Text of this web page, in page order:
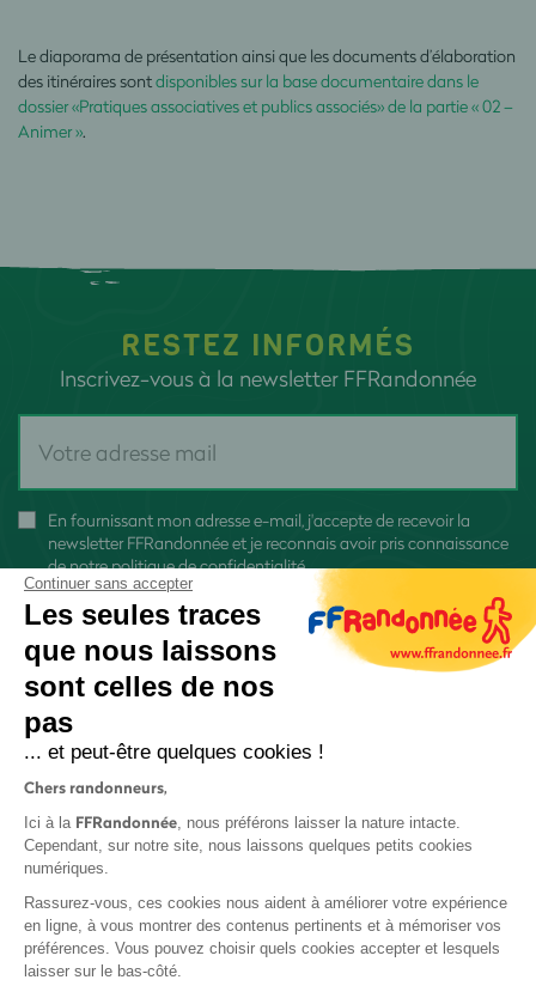
Le diaporama de présentation ainsi que les documents d’élaboration
des itinéraires sontdisponibles sur la base documentaire dans le
dossier «Pratiques associatives et publics associés» de la partie « 02 –
Animer ».
RESTEZ INFORMÉS
Inscrivez-vous à la newsletter FFRandonnée
En fournissant mon adresse e-mail, j'accepte de recevoir la
newsletter FFRandonnée et je reconnais avoir pris connaissance
denotre politique de confidentialité
Protection des données
Politique de confidentialité
Continuer sans accepter
Les seules traces
que nous laissons
sont celles de nos
pas
... et peut-être quelques cookies !
Chers randonneurs,
Ici à la FFRandonnée, nous préférons laisser la nature intacte.
Cependant, sur notre site, nous laissons quelques petits cookies
numériques.
Rassurez-vous, ces cookies nous aident à améliorer votre expérience
en ligne, à vous montrer des contenus pertinents et à mémoriser vos
préférences. Vous pouvez choisir quels cookies accepter et lesquels
laisser sur le bas-côté.